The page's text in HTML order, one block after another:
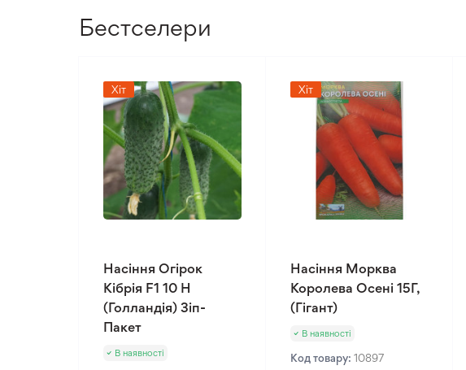
Бестселери
Хіт
Насіння Огірок
Кібрія F1 10 Н
(Голландія) Зіп-
Пакет
В наявності
Хіт
Насіння Морква
Королева Осені 15Г,
(Гігант)
В наявності
Код товару: 10897